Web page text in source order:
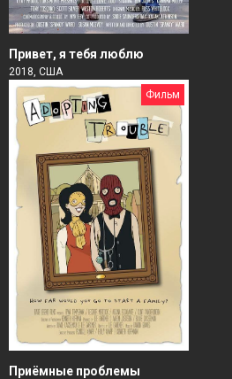
Привет, я тебя люблю
2018, США
Фильм
Приёмные проблемы